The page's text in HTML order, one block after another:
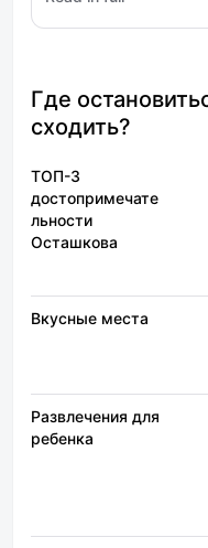
все вкусное.
: Ашхен
Где
сходить?
ТОП-3
достопримечате
льности
Осташкова
Вкусные места
Развлечения для
ребенка